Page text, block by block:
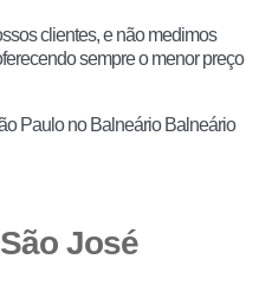
clientes, e não medimos
sempre o menor preço
Paulo no Balneário Balneário
José